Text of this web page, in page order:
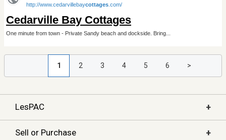
1 2 3 4 5 6 >
LesPAC +
Sell or Purchase +